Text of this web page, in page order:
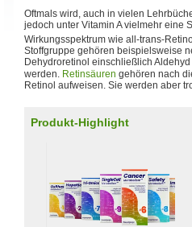
Oftmals wird, auch in vielen
jedoch unter Vitamin A vielmehr eine
Wirkungsspektrum wie all-trans-
Stoffgruppe gehören beispielsweise
Dehydroretinol einschließlich
werden. Retinsäuren gehören nach
Retinol aufweisen. Sie werden aber
Produkt-Highlight